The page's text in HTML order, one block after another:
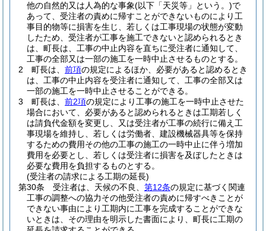
他の自然的又は人為的な事象(以下「天災等」という。)で
あって、受注者の責めに帰すことができないものにより工
事目的物等に損害を生じ、若しくは工事現場の状態が変動
したため、受注者が工事を施工できないと認められるとき
は、町長は、工事の中止内容を直ちに受注者に通知して、
工事の全部又は一部の施工を一時中止させるものとする。
2
町長は、 前項の規定によるほか、必要があると認めるとき
は、工事の中止内容を受注者に通知して、工事の全部又は
一部の施工を一時中止させることができる。
3
町長は、 前2項の規定により工事の施工を一時中止させた
場合において、必要があると認められるときは工期若しく
は請負代金額を変更し、又は受注者が工事の続行に備え工
事現場を維持し、若しくは労働者、建設機械器具等を保持
するための費用その他の工事の施工の一時中止に伴う増加
費用を必要とし、若しくは受注者に損害を及ぼしたときは
必要な費用を負担するものとする。
(受注者の請求による工期の延長)
第30条
受注者は、天候の不良、 第12条の規定に基づく関連
工事の調整への協力その他受注者の責めに帰すべきことが
できない事由により工期内に工事を完成することができな
いときは、その理由を明示した書面により、町長に工期の